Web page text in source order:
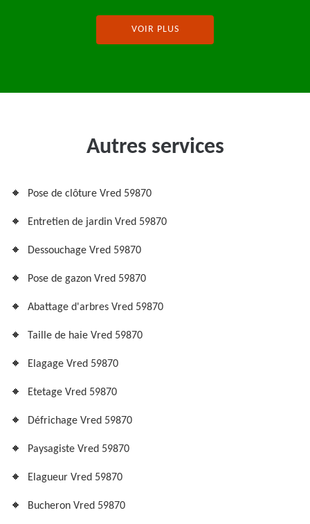
VOIR PLUS
Autres services
Pose de clôture Vred 59870
Entretien de jardin Vred 59870
Dessouchage Vred 59870
Pose de gazon Vred 59870
Abattage d'arbres Vred 59870
Taille de haie Vred 59870
Elagage Vred 59870
Etetage Vred 59870
Défrichage Vred 59870
Paysagiste Vred 59870
Elagueur Vred 59870
Bucheron Vred 59870